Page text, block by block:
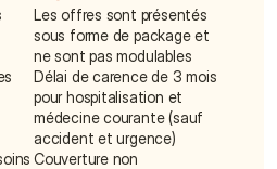
Les offres sont présentés
sous forme de package et
ne sont pas modulables
Délai de carence de 3 mois
pour hospitalisation et
médecine courante (sauf
accident et urgence)
Couverture non